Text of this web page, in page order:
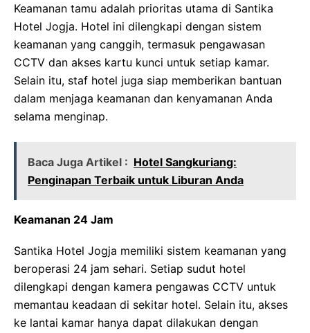
Keamanan tamu adalah prioritas utama di Santika
Hotel Jogja. Hotel ini dilengkapi dengan sistem
keamanan yang canggih, termasuk pengawasan
CCTV dan akses kartu kunci untuk setiap kamar.
Selain itu, staf hotel juga siap memberikan bantuan
dalam menjaga keamanan dan kenyamanan Anda
selama menginap.
Baca Juga Artikel : Hotel Sangkuriang:
Penginapan Terbaik untuk Liburan Anda
Keamanan 24 Jam
Santika Hotel Jogja memiliki sistem keamanan yang
beroperasi 24 jam sehari. Setiap sudut hotel
dilengkapi dengan kamera pengawas CCTV untuk
memantau keadaan di sekitar hotel. Selain itu, akses
ke lantai kamar hanya dapat dilakukan dengan